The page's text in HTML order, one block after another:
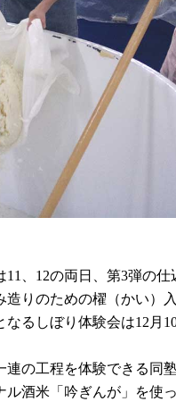
、12の両日、第3弾の仕
りのための櫂（かい）
るしぼり体験会は12月
の工程を体験できる同
酒米「吟ぎんが」を使